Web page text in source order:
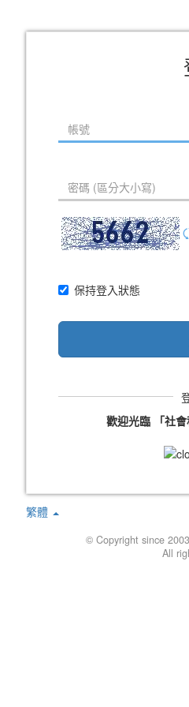
保持登入狀態
歡迎光臨 「社會
繁體
© Copyright since
All